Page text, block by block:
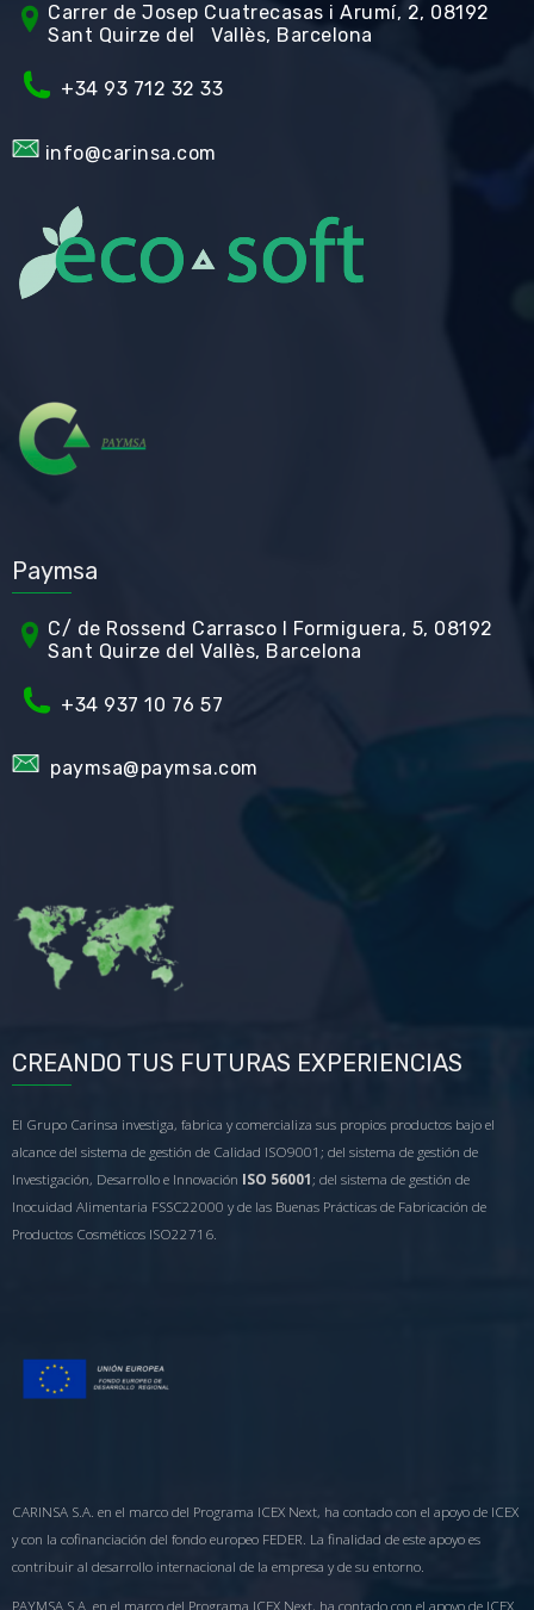
Carrer de Josep Cuatrecasas i Arumí, 2, 08192
Sant Quirze del Vallès, Barcelona
+34 93 712 32 33
info@carinsa.com
Paymsa
C/ de Rossend Carrasco I Formiguera, 5, 08192
Sant Quirze del Vallès, Barcelona
+34 937 10 76 57
paymsa@paymsa.com
CREANDO TUS FUTURAS EXPERIENCIAS
El Grupo Carinsa investiga, fabrica y comercializa sus propios productos bajo el
alcance del sistema de gestión de Calidad ISO9001; del sistema de gestión de
Investigación, Desarrollo e Innovación ISO 56001 ; del sistema de gestión de
Inocuidad Alimentaria FSSC22000 y de las Buenas Prácticas de Fabricación de
Productos Cosméticos ISO22716.
CARINSA S.A. en el marco del Programa ICEX Next, ha contado con el apoyo de ICEX
y con la cofinanciación del fondo europeo FEDER. La finalidad de este apoyo es
contribuir al desarrollo internacional de la empresa y de su entorno.
PAYMSA S.A. en el marco del Programa ICEX Next, ha contado con el apoyo de ICEX